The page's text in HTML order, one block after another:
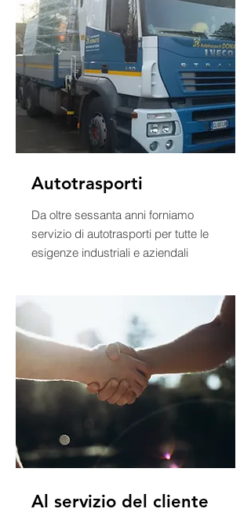
Autotrasporti
Da oltre sessanta anni forniamo
servizio di autotrasporti per tutte le
esigenze industriali e aziendali
Al servizio del cliente